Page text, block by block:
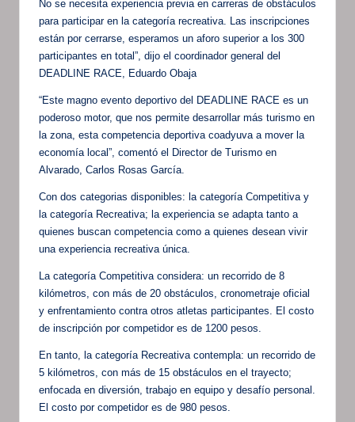
No se necesita experiencia previa en carreras de obstáculos
para participar en la categoría recreativa. Las inscripciones
están por cerrarse, esperamos un aforo superior a los 300
participantes en total”, dijo el coordinador general del
DEADLINE RACE, Eduardo Obaja
“Este magno evento deportivo del DEADLINE RACE es un
poderoso motor, que nos permite desarrollar más turismo en
la zona, esta competencia deportiva coadyuva a mover la
economía local”, comentó el Director de Turismo en
Alvarado, Carlos Rosas García.
Con dos categorias disponibles: la categoría Competitiva y
la categoría Recreativa; la experiencia se adapta tanto a
quienes buscan competencia como a quienes desean vivir
una experiencia recreativa única.
La categoría Competitiva considera: un recorrido de 8
kilómetros, con más de 20 obstáculos, cronometraje oficial
y enfrentamiento contra otros atletas participantes. El costo
de inscripción por competidor es de 1200 pesos.
En tanto, la categoría Recreativa contempla: un recorrido de
5 kilómetros, con más de 15 obstáculos en el trayecto;
enfocada en diversión, trabajo en equipo y desafío personal.
El costo por competidor es de 980 pesos.